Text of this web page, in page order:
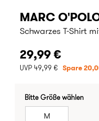
MARC
Schwarzes T-Shirt
29,99 €
UVP 49,99 € Spare
Bitte Größe wählen
M